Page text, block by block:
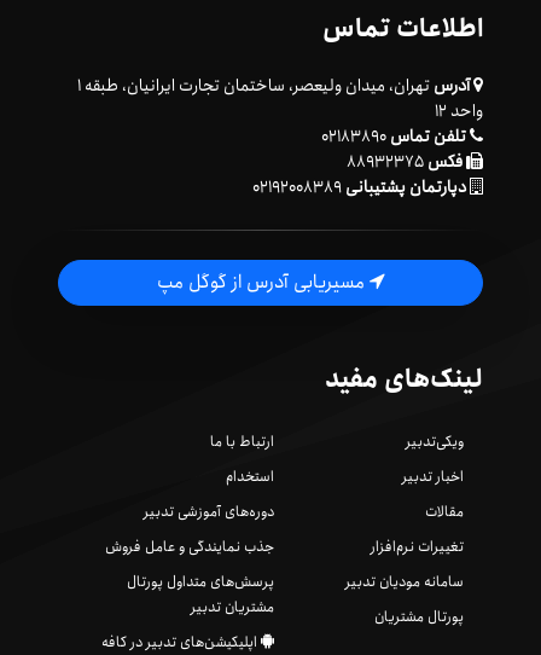
اطلاعات تماس
آدرس
تهران، میدان ولیعصر، ساختمان تجارت ایرانیان، طبقه ۱
واحد ۱۲
تلفن تماس۰۲۱۸۳۸۹۰
فکس۸۸۹۳۲۳۷۵
دپارتمان پشتیبانی۰۲۱۹۲۰۰۸۳۸۹
مسیریابی آدرس از گوگل مپ
لینک‌های مفید
ویکی‌تدبیر
اخبار تدبیر
مقالات
تغییرات نرم‌افزار
سامانه مودیان تدبیر
پورتال مشتریان
ارتباط با ما
استخدام
دوره‌های آموزشی تدبیر
جذب نمایندگی و عامل فروش
پرسش‌های متداول پورتال
مشتریان تدبیر
اپلیکیشن‌های تدبیر در کافه